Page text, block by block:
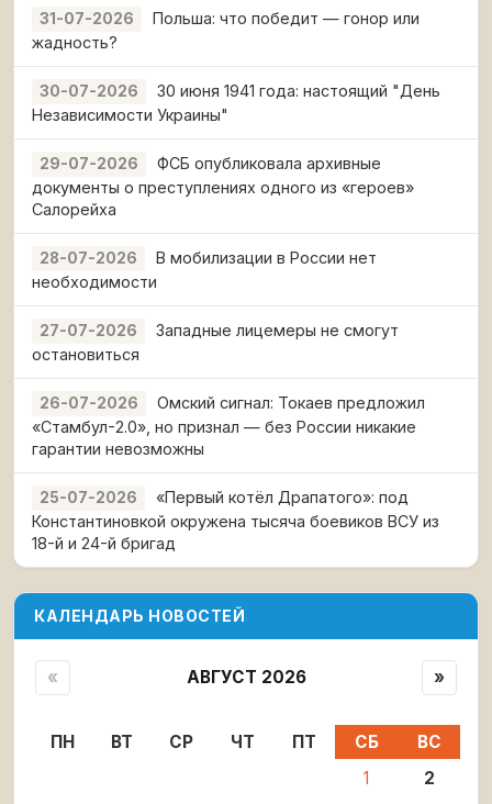
31-07-2026
Польша: что победит — гонор или
жадность?
30-07-2026
30 июня 1941 года: настоящий "День
Независимости Украины"
29-07-2026
ФСБ опубликовала архивные
документы о преступлениях одного из «героев»
Салорейха
28-07-2026
В мобилизации в России нет
необходимости
27-07-2026
Западные лицемеры не смогут
остановиться
26-07-2026
Омский сигнал: Токаев предложил
«Стамбул-2.0», но признал — без России никакие
гарантии невозможны
25-07-2026
«Первый котёл Драпатого»: под
Константиновкой окружена тысяча боевиков ВСУ из
18-й и 24-й бригад
КАЛЕНДАРЬ НОВОСТЕЙ
« АВГУСТ 2026 »
ПН ВТ СР ЧТ ПТ СБ
ВС
1
2